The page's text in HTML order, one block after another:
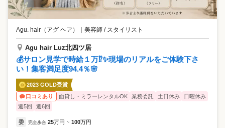
Agu. hair（アグ ヘア） 美容師 / スタイリスト
Agu hair Luz北四ツ居
💰サロン見学で時給１万⁉✨現場のリアルをご体験下さ
い！集客満足度94.4％🌸
2023 GOLD受賞
口コミあり
面貸し・ミラーレンタルOK 業務委託 土日休み
日曜休み
週5回
週6回
委 完全歩合 25万円 ~ 100万円